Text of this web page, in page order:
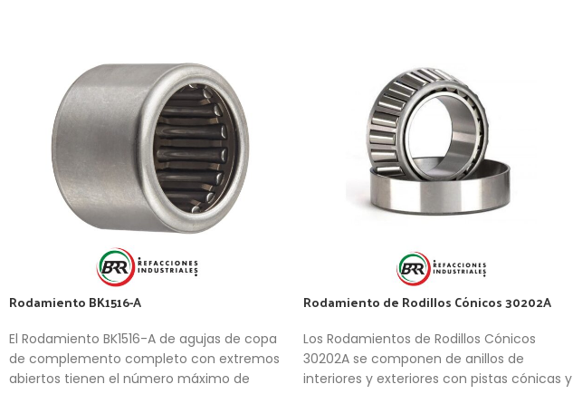
Rodamiento BK1516-A
El Rodamiento BK1516-A de agujas de copa
de complemento completo con extremos
abiertos tienen el número máximo de
Rodamiento de Rodillos Cónicos 30202A
Los Rodamientos de Rodillos Cónicos
30202A se componen de anillos de
interiores y exteriores con pistas cónicas y